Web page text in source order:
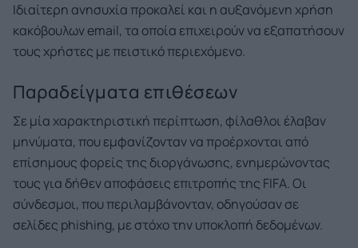
Ιδιαίτερη ανησυχία προκαλεί και η αυξανόμενη χρήση
κακόβουλων email, τα οποία επιχειρούν να εξαπατήσουν
τους χρήστες με πειστικό περιεχόμενο.
Παραδείγματα επιθέσεων
Σε μία χαρακτηριστική περίπτωση, φίλαθλοι έλαβαν
μηνύματα, που εμφανίζονταν να προέρχονται από
επίσημους φορείς της διοργάνωσης, ενημερώνοντας
τους για δήθεν αποφάσεις επιτροπής της FIFA. Οι
σύνδεσμοι, που περιλαμβάνονταν, οδηγούσαν σε
σελίδες phishing, με στόχο την υποκλοπή δεδομένων.